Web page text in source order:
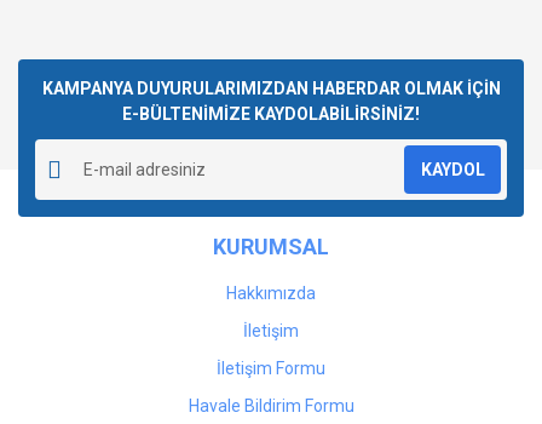
KAMPANYA DUYURULARIMIZDAN HABERDAR OLMAK İÇİN
E-BÜLTENİMİZE KAYDOLABİLİRSİNİZ!
KAYDOL
KURUMSAL
Hakkımızda
İletişim
İletişim Formu
Havale Bildirim Formu